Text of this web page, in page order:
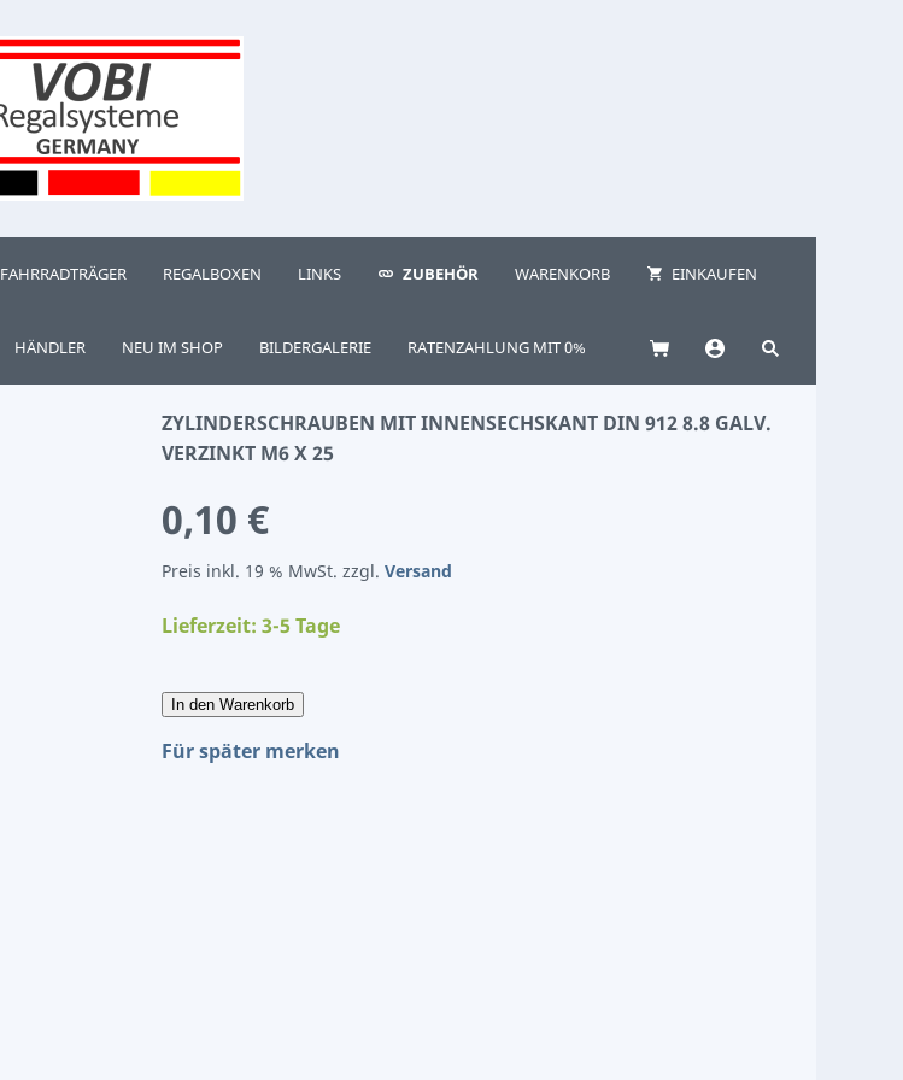
FAHRRADTRÄGER REGALBOXEN LINKS ZUBEHÖR WARENKORB EINKAUFEN
HÄNDLER NEU IM SHOP BILDERGALERIE RATENZAHLUNG MIT 0%
ZYLINDERSCHRAUBEN MIT INNENSECHSKANT DIN 912 8.8 GALV.
VERZINKT M6 X 25
0,10 €
Preis inkl. 19 % MwSt. zzgl. Versand
Lieferzeit: 3-5 Tage
In den Warenkorb
Für später merken